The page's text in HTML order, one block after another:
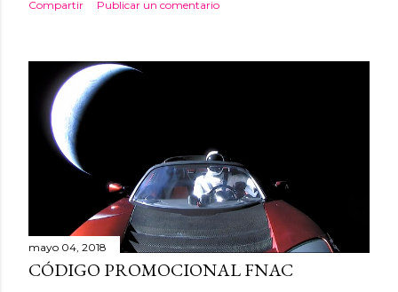
Compartir Publicar un comentario
mayo 04, 2018
CÓDIGO PROMOCIONAL FNAC